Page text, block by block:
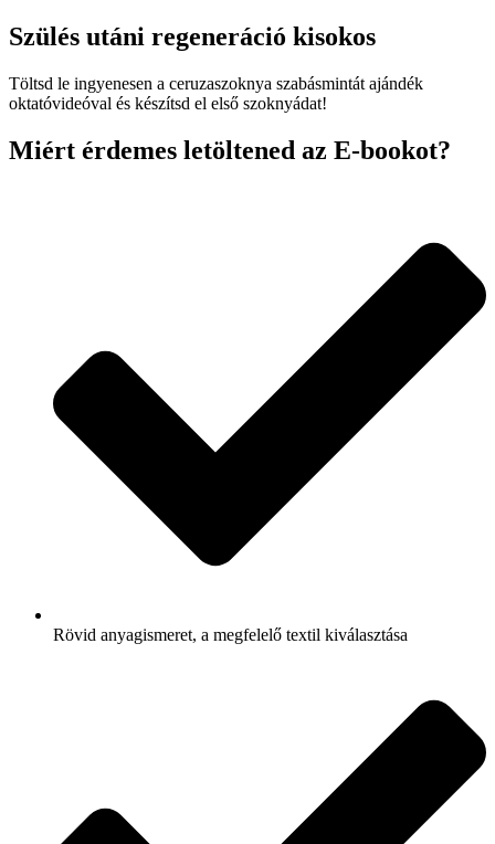
Szülés utáni regeneráció kisokos
Töltsd le ingyenesen a ceruzaszoknya szabásmintát ajándék
oktatóvideóval és készítsd el első szoknyádat!
Miért érdemes letöltened az E-bookot?
Rövid anyagismeret, a megfelelő textil kiválasztása